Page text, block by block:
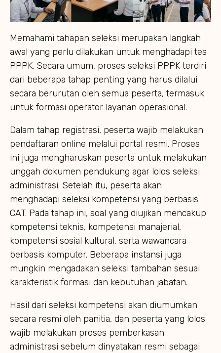
Memahami tahapan seleksi merupakan langkah
awal yang perlu dilakukan untuk menghadapi tes
PPPK. Secara umum, proses seleksi PPPK terdiri
dari beberapa tahap penting yang harus dilalui
secara berurutan oleh semua peserta, termasuk
untuk formasi operator layanan operasional.
Dalam tahap registrasi, peserta wajib melakukan
pendaftaran online melalui portal resmi. Proses
ini juga mengharuskan peserta untuk melakukan
unggah dokumen pendukung agar lolos seleksi
administrasi. Setelah itu, peserta akan
menghadapi seleksi kompetensi yang berbasis
CAT. Pada tahap ini, soal yang diujikan mencakup
kompetensi teknis, kompetensi manajerial,
kompetensi sosial kultural, serta wawancara
berbasis komputer. Beberapa instansi juga
mungkin mengadakan seleksi tambahan sesuai
karakteristik formasi dan kebutuhan jabatan.
Hasil dari seleksi kompetensi akan diumumkan
secara resmi oleh panitia, dan peserta yang lolos
wajib melakukan proses pemberkasan
administrasi sebelum dinyatakan resmi sebagai